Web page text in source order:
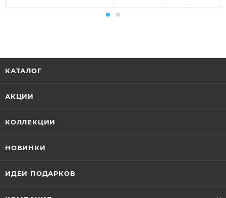
КАТАЛОГ
АКЦИИ
КОЛЛЕКЦИИ
НОВИНКИ
ИДЕИ ПОДАРКОВ